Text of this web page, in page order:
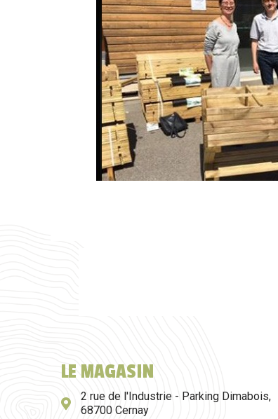
LE MAGASIN
2 rue de l'Industrie - Parking Dimabois,
68700 Cernay